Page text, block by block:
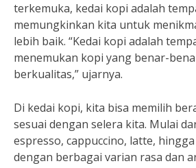
terkemuka, kedai kopi adalah
memungkinkan kita untuk
lebih baik. “Kedai kopi adalah
menemukan kopi yang benar-
berkualitas,” ujarnya.
Di kedai kopi, kita bisa memilih
sesuai dengan selera kita. Mulai
espresso, cappuccino, latte,
dengan berbagai varian rasa dan